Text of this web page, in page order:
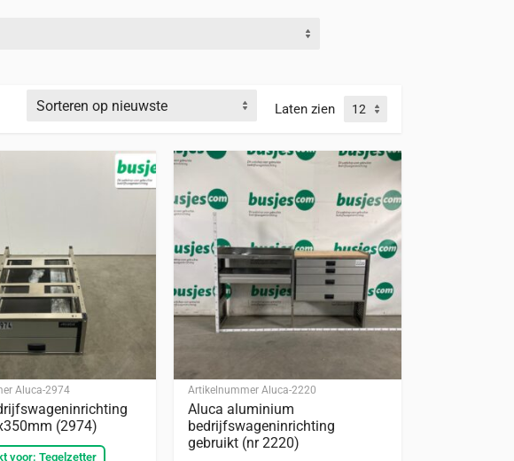
Laten zien
Aluca-2974
(2974)
voor: Tegelzetter
Artikelnummer Aluca-2220
Aluca aluminium
bedrijfswageninrichting
gebruikt (nr 2220)